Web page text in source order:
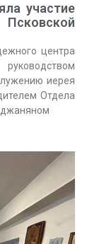
участие
центра
иерея
Отдела